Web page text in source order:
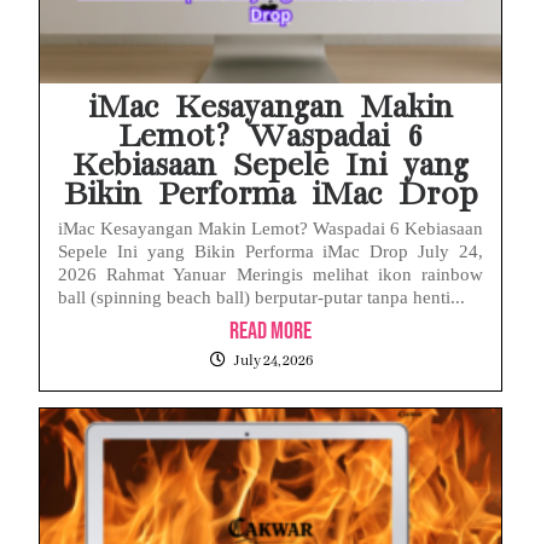
iMac Kesayangan Makin
Lemot? Waspadai 6
Kebiasaan Sepele Ini yang
Bikin Performa iMac Drop
iMac Kesayangan Makin Lemot? Waspadai 6 Kebiasaan
Sepele Ini yang Bikin Performa iMac Drop July 24,
2026 Rahmat Yanuar Meringis melihat ikon rainbow
ball (spinning beach ball) berputar-putar tanpa henti...
Read More
July 24, 2026